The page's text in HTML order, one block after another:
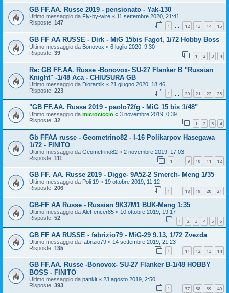
GB FF.AA. Russe 2019 - pensionato - Yak-130
Ultimo messaggio da Fly-by-wire « 11 settembre 2020, 21:41
Risposte: 147 1 … 12 13 14 15
GB FF AA RUSSE - Dirk - MiG 15bis Fagot, 1/72 Hobby Boss
Ultimo messaggio da Bonovox « 6 luglio 2020, 9:30
Risposte: 39 1 2 3 4
Re: GB FF.AA. Russe -Bonovox- SU-27 Flanker B "Russian
Knight" -1/48 Aca - CHIUSURA GB
Ultimo messaggio da Dioramik « 21 giugno 2020, 18:46
Risposte: 223 1 20 21 22 23
"GB FF.AA. Russe 2019 - paolo72fg - MiG 15 bis 1/48"
Ultimo messaggio da microciccio « 3 novembre 2019, 0:39
Risposte: 32 1 2 3 4
Gb FFAA russe - Geometrino82 - I-16 Polikarpov Hasegawa
1/72 - FINITO
Ultimo messaggio da Geometrino82 « 2 novembre 2019, 17:03
Risposte: 111 1 9 10 11 12
GB FF. AA. Russe 2019 - Digge- 9A52-2 Smerch- Meng 1/35
Ultimo messaggio da Poli 19 « 19 ottobre 2019, 11:12
Risposte: 206 1 18 19 20 21
GB-FF AA Russe - Russian 9K37M1 BUK-Meng 1:35
Ultimo messaggio da AleFencer85 « 10 ottobre 2019, 19:17
Risposte: 52 1 2 3 4 5 6
GB FF AA RUSSE - fabrizio79 - MiG-29 9.13, 1/72 Zvezda
Ultimo messaggio da fabrizio79 « 14 settembre 2019, 21:23
Risposte: 135 1 11 12 13 14
GB FF.AA. Russe -Bonovox- SU-27 Flanker B-1/48 HOBBY
BOSS - FINITO
Ultimo messaggio da pankit « 23 agosto 2019, 2:50
Risposte: 393 1 … 37 38 39 40